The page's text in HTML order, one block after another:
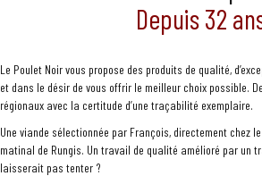
Depuis 32
Le Poulet Noir vous propose des produits de qualité,
et dans le désir de vous offrir le meilleur choix possible.
régionaux avec la certitude d’une traçabilité exemplaire.
Une viande sélectionnée par François, directement chez
matinal de Rungis. Un travail de qualité amélioré par un
laisserait pas tenter ?